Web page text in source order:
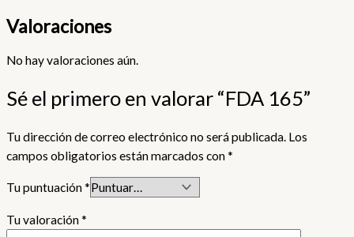
Valoraciones
No hay valoraciones aún.
Sé el primero en valorar “FDA 165”
Tu dirección de correo electrónico no será publicada. Los
campos obligatorios están marcados con*
Tu puntuación*
Tu valoración*